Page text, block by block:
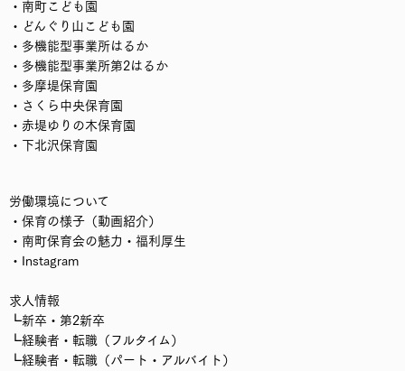
・南町こども園
・どんぐり山こども園
・多機能型事業所はるか
・多機能型事業所第2はるか
・多摩堤保育園
・さくら中央保育園
・赤堤ゆりの木保育園
・下北沢保育園
労働環境について
・保育の様子（動画紹介）
・南町保育会の魅力・福利厚生
・Instagram
求人情報
┗新卒・第2新卒
┗経験者・転職（フルタイム）
┗経験者・転職（パート・アルバイト）